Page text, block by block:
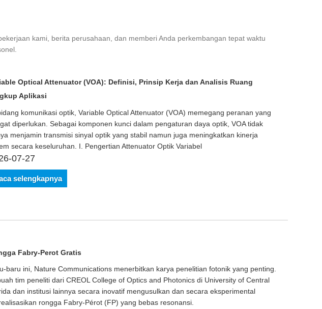
kami, berita perusahaan, dan memberi Anda perkembangan tepat waktu
Optical Attenuator (VOA): Definisi, Prinsip Kerja dan Analisis Ruang
Aplikasi
komunikasi optik, Variable Optical Attenuator (VOA) memegang peranan yang
diperlukan. Sebagai komponen kunci dalam pengaturan daya optik, VOA tidak
menjamin transmisi sinyal optik yang stabil namun juga meningkatkan kinerja
secara keseluruhan. I. Pengertian Attenuator Optik Variabel
07-27
selengkapnya
Fabry-Perot Gratis
baru ini, Nature Communications menerbitkan karya penelitian fotonik yang penting.
tim peneliti dari CREOL College of Optics and Photonics di University of Central
dan institusi lainnya secara inovatif mengusulkan dan secara eksperimental
rongga Fabry-Pérot (FP) yang bebas resonansi.